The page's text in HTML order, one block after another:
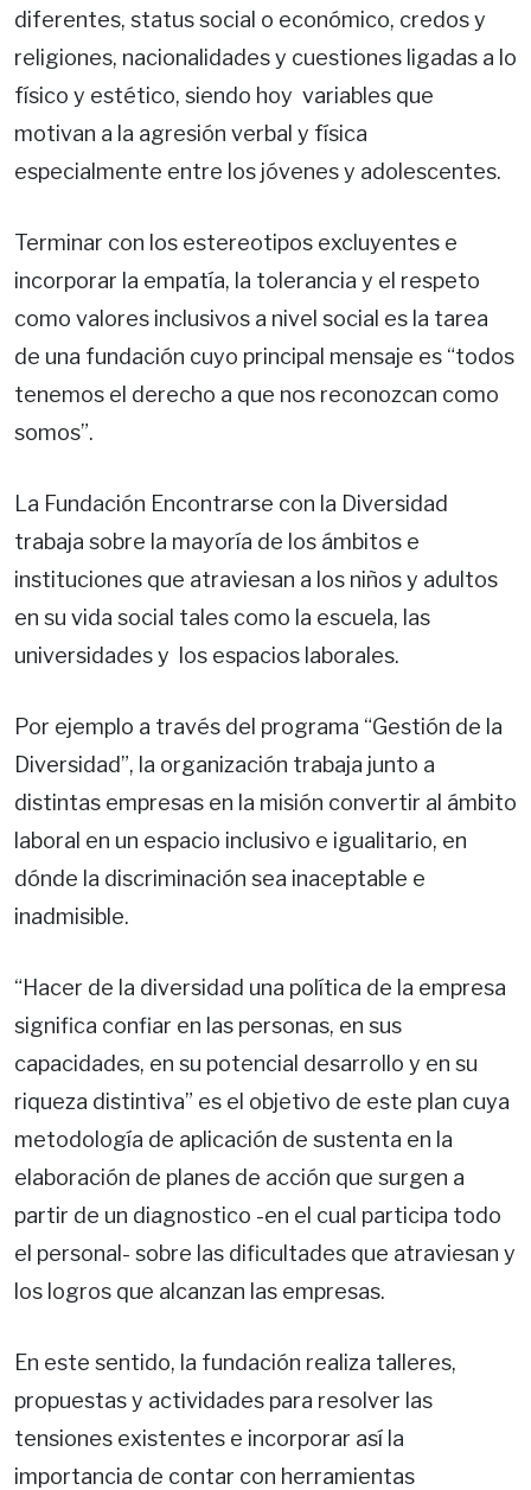
diferentes, status social o económico, credos y
religiones, nacionalidades y cuestiones ligadas a lo
físico y estético, siendo hoy variables que
motivan a la agresión verbal y física
especialmente entre los jóvenes y adolescentes.
Terminar con los estereotipos excluyentes e
incorporar la empatía, la tolerancia y el respeto
como valores inclusivos a nivel social es la tarea
de una fundación cuyo principal mensaje es “todos
tenemos el derecho a que nos reconozcan como
somos”.
La Fundación Encontrarse con la Diversidad
trabaja sobre la mayoría de los ámbitos e
instituciones que atraviesan a los niños y adultos
en su vida social tales como la escuela, las
universidades y los espacios laborales.
Por ejemplo a través del programa “Gestión de la
Diversidad”, la organización trabaja junto a
distintas empresas en la misión convertir al ámbito
laboral en un espacio inclusivo e igualitario, en
dónde la discriminación sea inaceptable e
inadmisible.
“Hacer de la diversidad una política de la empresa
significa confiar en las personas, en sus
capacidades, en su potencial desarrollo y en su
riqueza distintiva” es el objetivo de este plan cuya
metodología de aplicación de sustenta en la
elaboración de planes de acción que surgen a
partir de un diagnostico -en el cual participa todo
el personal- sobre las dificultades que atraviesan y
los logros que alcanzan las empresas.
En este sentido, la fundación realiza talleres,
propuestas y actividades para resolver las
tensiones existentes e incorporar así la
importancia de contar con herramientas